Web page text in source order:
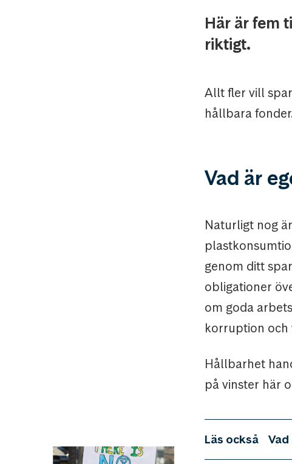
Här är fem
riktigt.
Allt fler vill
hållbara
Vad är
Naturligt nog
genom ditt
obligationer
om goda
korruption och
Hållbarhet
på vinster här
Läs också